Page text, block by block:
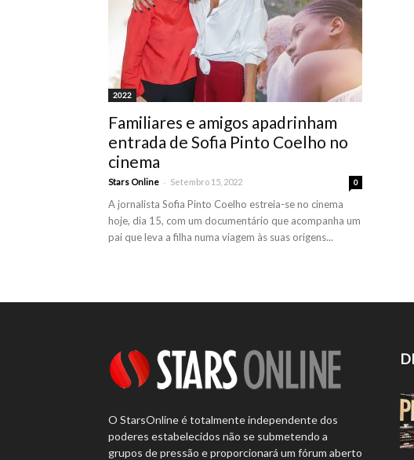
2022
Familiares e amigos apadrinham
entrada de Sofia Pinto Coelho no
cinema
Stars Online - Setembro 15, 2022 0
A jornalista Sofia Pinto Coelho estreia-se no cinema
hoje, dia 15, com um documentário que acompanha um
pai que leva a filha numa viagem às suas origens...
O StarsOnline é totalmente independente dos
poderes estabelecidos não se submetendo a
grupos de pressão e proporcionará um fórum aberto